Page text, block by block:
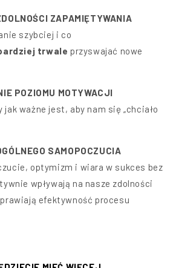
ZAPAMIĘTYWANIA
szybciej i co
trwale przyswajać nowe
POZIOMU MOTYWACJI
jak ważne jest, aby nam się „chciało
SAMOPOCZUCIA
optymizm i wiara w sukces bez
wpływają na nasze zdolności
efektywność procesu